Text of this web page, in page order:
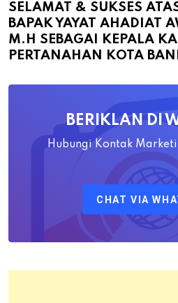
atas
Dilantiknya
Bapak
Ahadiat
Pertanahan
Kota
SELAMAT & SUKSES
BAPAK YAYAT AHADIAT
M.H SEBAGAI KEPALA
PERTANAHAN KOTA
BERIKLAN DI
Hubungi Kontak
CHAT VIA